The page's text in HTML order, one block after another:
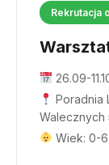
Rekrutacja
26.09-
Poradnia
Walecznych
Wiek: 0-